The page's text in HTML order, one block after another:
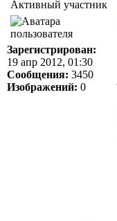
Активный участник
Зарегистрирован:
19 апр 2012, 01:30
Сообщения: 3450
Изображений: 0